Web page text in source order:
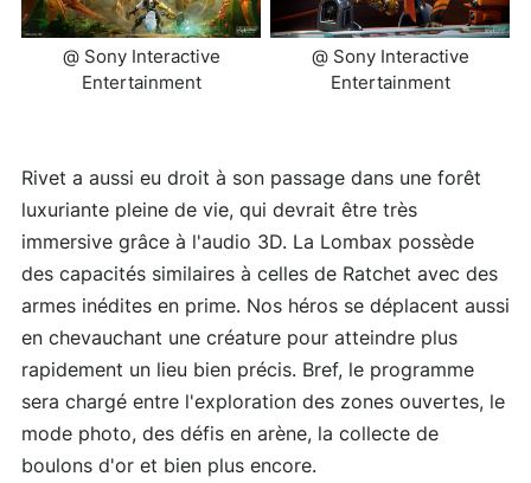
@ Sony Interactive
Entertainment
@ Sony Interactive
Entertainment
Rivet a aussi eu droit à son passage dans une forêt
luxuriante pleine de vie, qui devrait être très
immersive grâce à l'audio 3D. La Lombax possède
des capacités similaires à celles de Ratchet avec des
armes inédites en prime. Nos héros se déplacent aussi
en chevauchant une créature pour atteindre plus
rapidement un lieu bien précis. Bref, le programme
sera chargé entre l'exploration des zones ouvertes, le
mode photo, des défis en arène, la collecte de
boulons d'or et bien plus encore.